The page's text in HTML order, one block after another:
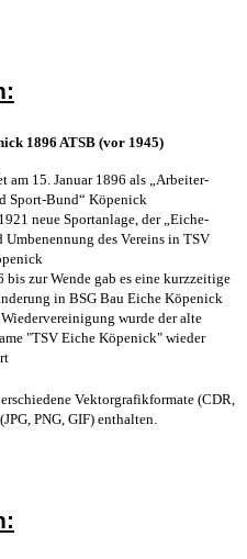
1896 ATSB (vor 1945)
am 15. Januar 1896 als „Arbeiter-
Sport-Bund“ Köpenick
neue Sportanlage, der „Eiche-
Umbenennung des Vereins in TSV
bis zur Wende gab es eine kurzzeitige
in BSG Bau Eiche Köpenick
wurde der alte
"TSV Eiche Köpenick" wieder
Vektorgrafikformate (CDR,
PNG, GIF) enthalten.